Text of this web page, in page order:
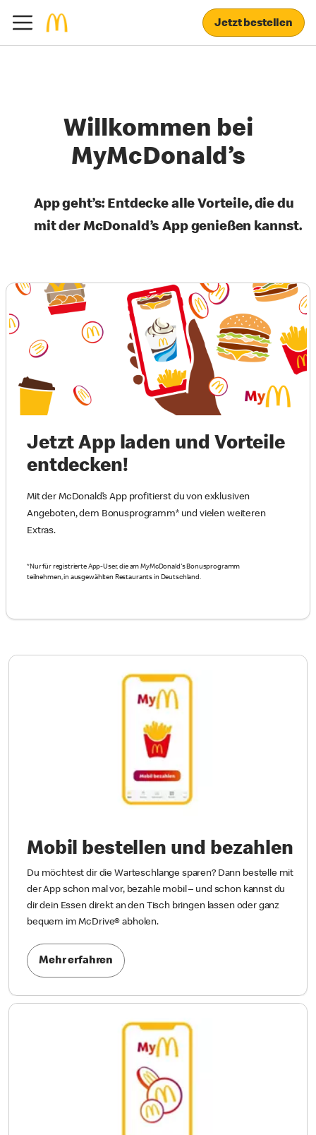
Jetzt bestellen
Willkommen bei
MyMcDonald’s
App geht’s: Entdecke alle Vorteile, die du
mit der McDonald’s App genießen kannst.
Jetzt App laden und Vorteile
entdecken!
Mit der McDonald’s App profitierst du von exklusiven
Angeboten, dem Bonusprogramm* und vielen weiteren
Extras.
*Nur für registrierte App-User, die am MyMcDonald's Bonusprogramm
teilnehmen, in ausgewählten Restaurants in Deutschland.
Mobil bestellen und bezahlen
Du möchtest dir die Warteschlange sparen? Dann bestelle mit
der App schon mal vor, bezahle mobil – und schon kannst du
dir dein Essen direkt an den Tisch bringen lassen oder ganz
bequem im McDrive® abholen.
Mehr erfahren